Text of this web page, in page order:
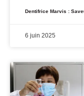
Dentifrice Marvis :
6 juin 2025